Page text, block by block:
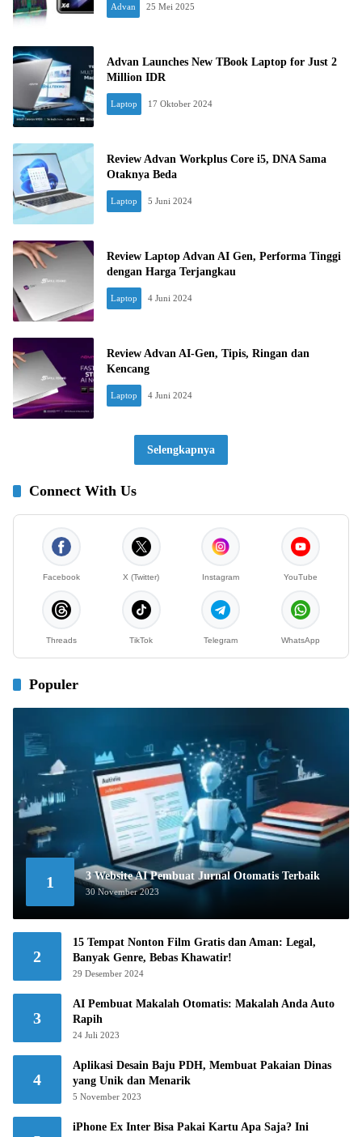
Advan 25 Mei 2025
Advan Launches New TBook Laptop for Just 2
Million IDR
Laptop 17 Oktober 2024
Review Advan Workplus Core i5, DNA Sama
Otaknya Beda
Laptop 5 Juni 2024
Review Laptop Advan AI Gen, Performa Tinggi
dengan Harga Terjangkau
Laptop 4 Juni 2024
Review Advan AI-Gen, Tipis, Ringan dan
Kencang
Laptop 4 Juni 2024
Selengkapnya
Connect With Us
Facebook X (Twitter) Instagram YouTube
Threads TikTok Telegram WhatsApp
Populer
1 3 Website AI Pembuat Jurnal Otomatis Terbaik
30 November 2023
2
15 Tempat Nonton Film Gratis dan Aman: Legal,
Banyak Genre, Bebas Khawatir!
29 Desember 2024
3
AI Pembuat Makalah Otomatis: Makalah Anda Auto
Rapih
24 Juli 2023
4
Aplikasi Desain Baju PDH, Membuat Pakaian Dinas
yang Unik dan Menarik
5 November 2023
iPhone Ex Inter Bisa Pakai Kartu Apa Saja? Ini